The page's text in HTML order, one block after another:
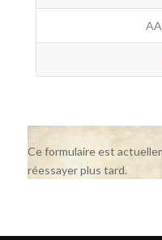
Ce formulaire est
réessayer plus tard.